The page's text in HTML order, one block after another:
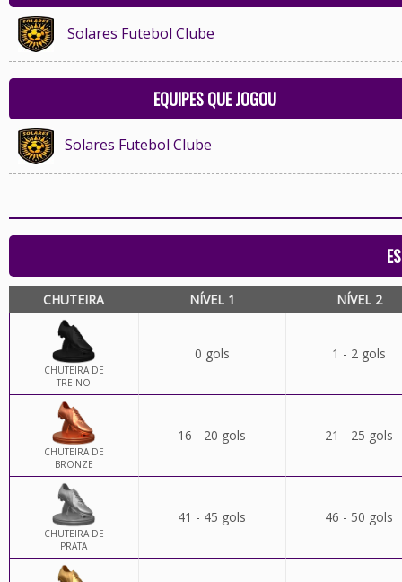
Solares Futebol Clube
EQUIPES QUE JOGOU
Solares Futebol Clube
CHUTEIRA NÍVEL 1 NÍVEL 2
CHUTEIRA DE
TREINO
0 gols 1 - 2 gols
CHUTEIRA DE
BRONZE
16 - 20 gols 21 - 25 gols
CHUTEIRA DE
PRATA
41 - 45 gols 46 - 50 gols